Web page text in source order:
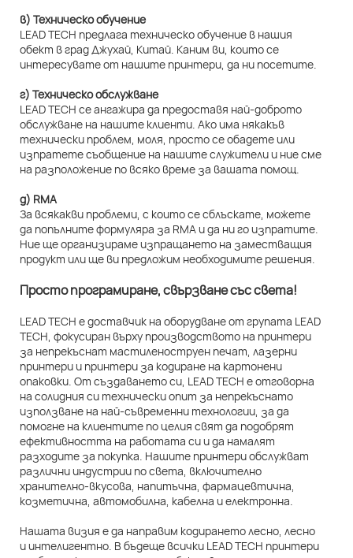
в) Техническо обучение
LEAD TECH предлага техническо обучение в нашия
обект в град Джухай, Китай. Каним ви, които се
интересувате от нашите принтери, да ни посетите.
г) Техническо обслужване
LEAD TECH се ангажира да предоставя най-доброто
обслужване на нашите клиенти. Ако има някакъв
технически проблем, моля, просто се обадете или
изпратете съобщение на нашите служители и ние сме
на разположение по всяко време за вашата помощ.
д) RMA
За всякакви проблеми, с които се сблъскате, можете
да попълните формуляра за RMA и да ни го изпратите.
Ние ще организираме изпращането на заместващия
продукт или ще ви предложим необходимите решения.
Просто програмиране, свързване със света!
LEAD TECH е доставчик на оборудване от групата LEAD
TECH, фокусиран върху производството на принтери
за непрекъснат мастиленоструен печат, лазерни
принтери и принтери за кодиране на картонени
опаковки. От създаването си, LEAD TECH е отговорна
на солидния си технически опит за непрекъснато
използване на най-съвременни технологии, за да
помогне на клиентите по целия свят да подобрят
ефективността на работата си и да намалят
разходите за покупка. Нашите принтери обслужват
различни индустрии по света, включително
хранително-вкусова, напитъчна, фармацевтична,
козметична, автомобилна, кабелна и електронна.
Нашата визия е да направим кодирането лесно, лесно
и интелигентно. В бъдеще всички LEAD TECH принтери